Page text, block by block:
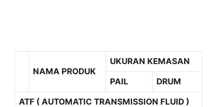
NAMA PRODUK
UKURAN KEMASAN
PAIL DRUM
ATF ( AUTOMATIC TRANSMISSION FLUID )